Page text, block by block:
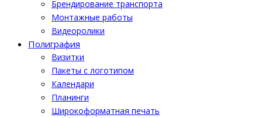
Брендирование транспорта
Монтажные работы
Видеоролики
Полиграфия
Визитки
Пакеты с логотипом
Календари
Планинги
Широкоформатная печать